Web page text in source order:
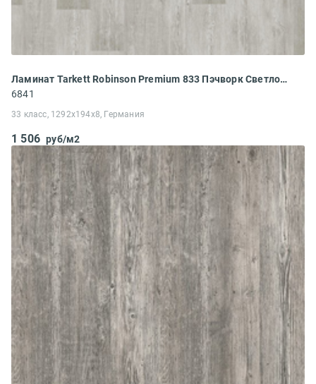
Ламинат Tarkett Robinson Premium 833 Пэчворк Светло-серый
6841
33 класс, 1292x194x8, Германия
1 506 руб/м2